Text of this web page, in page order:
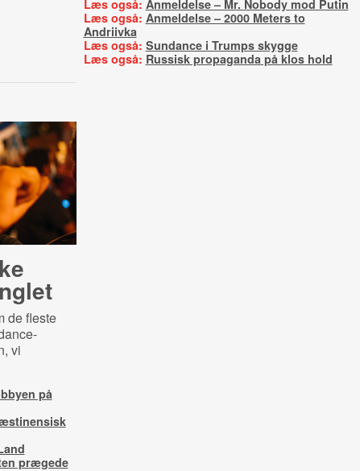
Læs også: Anmeldelse – Mr. Nobody mod Putin
Læs også: Anmeldelse – 2000 Meters to
Andriivka
Læs også: Sundance i Trumps skygge
Læs også: Russisk propaganda på klos hold
de fleste
vi
på
prægede